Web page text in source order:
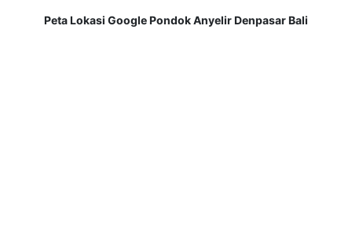
Peta Lokasi Google Pondok Anyelir Denpasar Bali